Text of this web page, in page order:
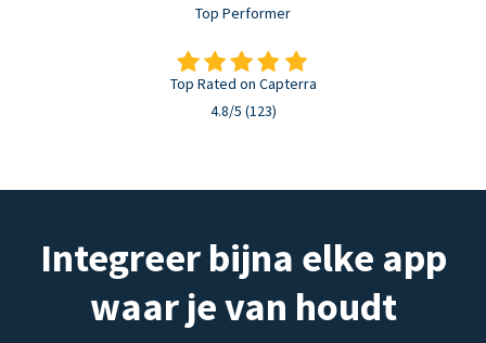
Top Performer
Top Rated on Capterra
4.8/5 (123)
Integreer bijna elke app
waar je van houdt